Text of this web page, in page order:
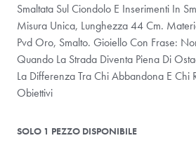
Smaltata Sul Ciondolo E Inserimenti In
Misura Unica, Lunghezza 44 Cm.
Pvd Oro, Smalto. Gioiello Con Frase:
Quando La Strada Diventa Piena Di
La Differenza Tra Chi Abbandona E Chi
Obiettivi
SOLO 1 PEZZO DISPONIBILE